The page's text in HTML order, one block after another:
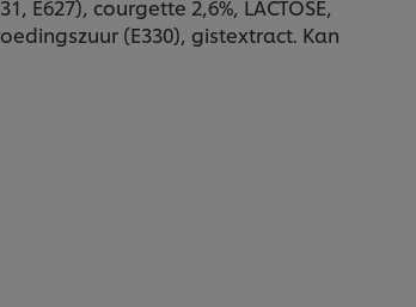
E627), courgette 2,6%, LACTOSE,
(E330), gistextract. Kan